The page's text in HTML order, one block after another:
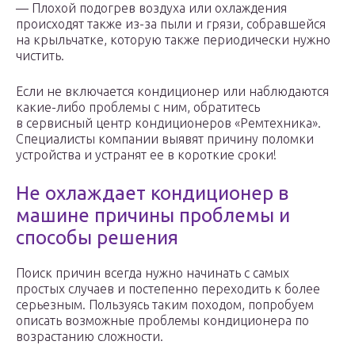
— Плохой подогрев воздуха или охлаждения
происходят также из-за пыли и грязи, собравшейся
на крыльчатке, которую также периодически нужно
чистить.
Если не включается кондиционер или наблюдаются
какие-либо проблемы с ним, обратитесь
в сервисный центр кондиционеров «Ремтехника».
Специалисты компании выявят причину поломки
устройства и устранят ее в короткие сроки!
Не охлаждает кондиционер в
машине причины проблемы и
способы решения
Поиск причин всегда нужно начинать с самых
простых случаев и постепенно переходить к более
серьезным. Пользуясь таким походом, попробуем
описать возможные проблемы кондиционера по
возрастанию сложности.